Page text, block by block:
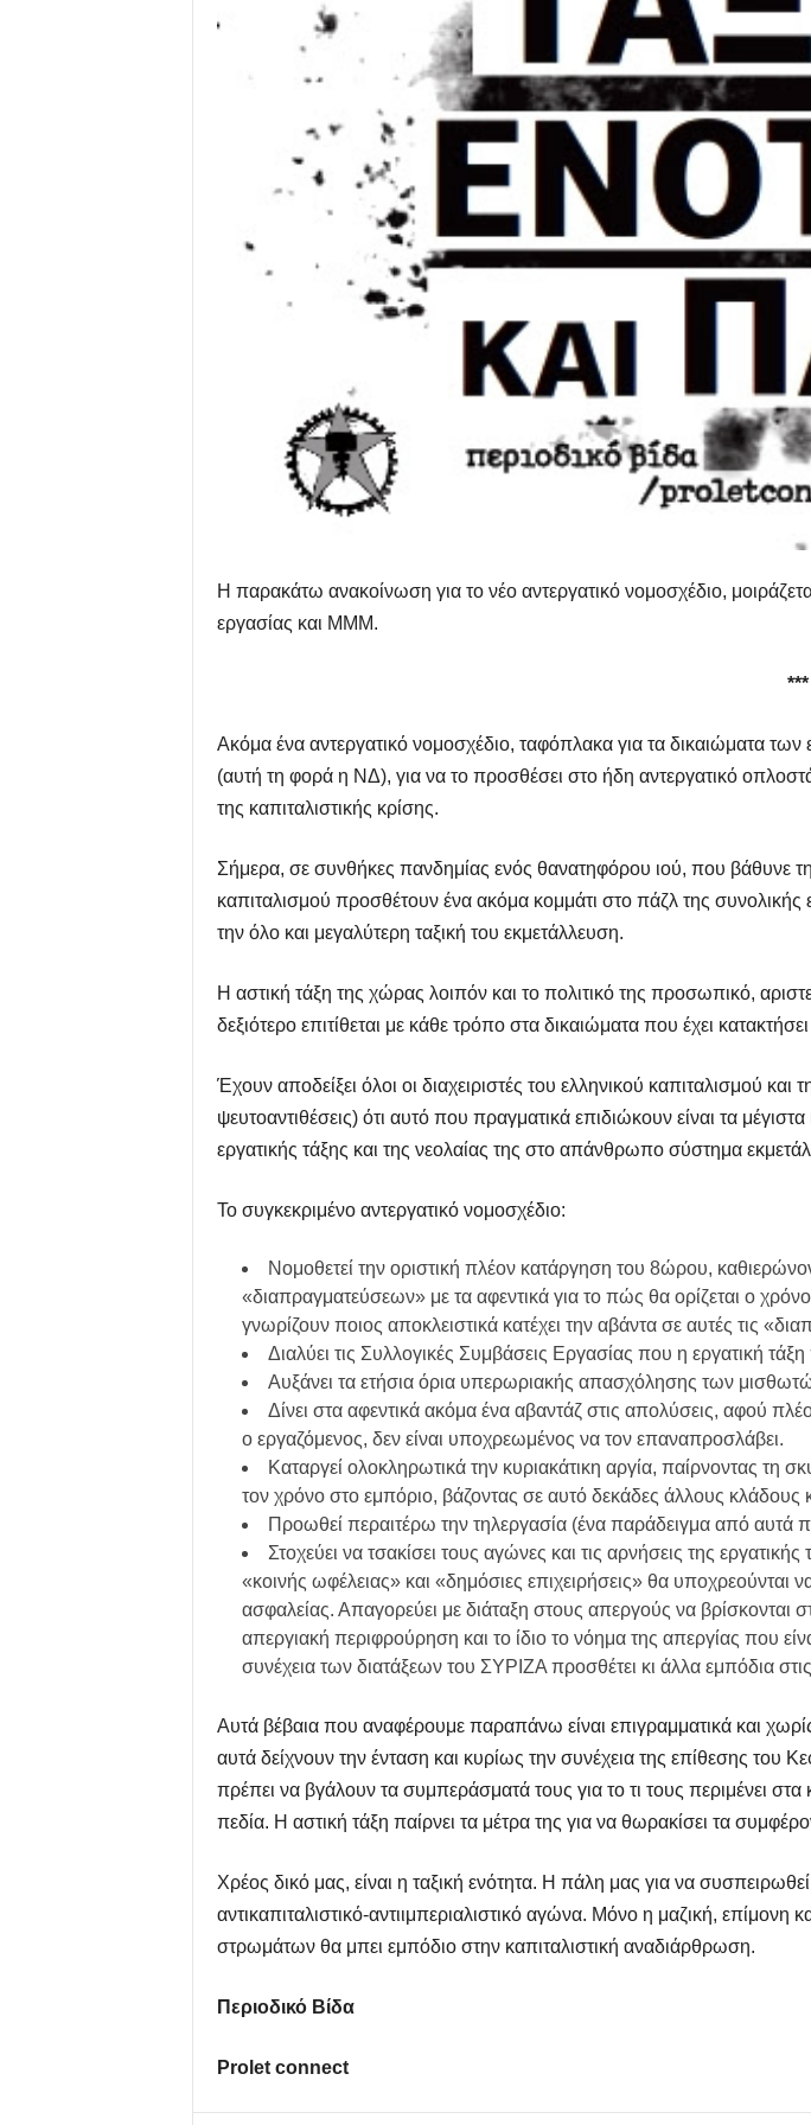
Η παρακάτω ανακοίνωση για το νέο αντεργατικό νομοσχέδιο,
εργασίας και ΜΜΜ.
***
Ακόμα ένα αντεργατικό νομοσχέδιο, ταφόπλακα για τα δικαιώματα των
(αυτή τη φορά η ΝΔ), για να το προσθέσει στο ήδη αντεργατικό
της καπιταλιστικής κρίσης.
Σήμερα, σε συνθήκες πανδημίας ενός θανατηφόρου ιού, που βάθυνε
καπιταλισμού προσθέτουν ένα ακόμα κομμάτι στο πάζλ της συνολικής
την όλο και μεγαλύτερη ταξική του εκμετάλλευση.
Η αστική τάξη της χώρας λοιπόν και το πολιτικό της προσωπικό,
δεξιότερο επιτίθεται με κάθε τρόπο στα δικαιώματα που έχει
Έχουν αποδείξει όλοι οι διαχειριστές του ελληνικού καπιταλισμού
ψευτοαντιθέσεις) ότι αυτό που πραγματικά επιδιώκουν είναι τα
εργατικής τάξης και της νεολαίας της στο απάνθρωπο σύστημα
Το συγκεκριμένο αντεργατικό νομοσχέδιο:
Νομοθετεί την οριστική πλέον κατάργηση του 8ώρου,
«διαπραγματεύσεων» με τα αφεντικά για το πώς θα ορίζεται ο
γνωρίζουν ποιος αποκλειστικά κατέχει την αβάντα σε αυτές τις
Διαλύει τις Συλλογικές Συμβάσεις Εργασίας που η εργατική
Αυξάνει τα ετήσια όρια υπερωριακής απασχόλησης των
Δίνει στα αφεντικά ακόμα ένα αβαντάζ στις απολύσεις, αφού
ο εργαζόμενος, δεν είναι υποχρεωμένος να τον επαναπροσλάβει.
Καταργεί ολοκληρωτικά την κυριακάτικη αργία, παίρνοντας τη
τον χρόνο στο εμπόριο, βάζοντας σε αυτό δεκάδες άλλους κλάδους
Προωθεί περαιτέρω την τηλεργασία (ένα παράδειγμα από αυτά
Στοχεύει να τσακίσει τους αγώνες και τις αρνήσεις της
«κοινής ωφέλειας» και «δημόσιες επιχειρήσεις» θα
ασφαλείας. Απαγορεύει με διάταξη στους απεργούς να
απεργιακή περιφρούρηση και το ίδιο το νόημα της απεργίας που
συνέχεια των διατάξεων του ΣΥΡΙΖΑ προσθέτει κι άλλα εμπόδια
Αυτά βέβαια που αναφέρουμε παραπάνω είναι επιγραμματικά και
αυτά δείχνουν την ένταση και κυρίως την συνέχεια της επίθεσης του
πρέπει να βγάλουν τα συμπεράσματά τους για το τι τους περιμένει
πεδία. Η αστική τάξη παίρνει τα μέτρα της για να θωρακίσει τα
Χρέος δικό μας, είναι η ταξική ενότητα. Η πάλη μας για να
αντικαπιταλιστικό-αντιιμπεριαλιστικό αγώνα. Μόνο η μαζική,
στρωμάτων θα μπει εμπόδιο στην καπιταλιστική αναδιάρθρωση.
Περιοδικό Βίδα
Prolet connect